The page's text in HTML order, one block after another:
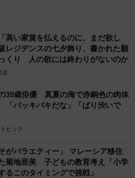
高い家賃を払えるのに、まだ欲し
レジデンスの七夕飾り、書かれた願
くり 人の欲には終わりがないのか
圭
39歳俳優 真夏の海で赤銅色の肉体
バッキバキだな」「ばり渋いで
ピック
がバラエティー」 マレーシア移住
菊地亜美 子どもの教育考え「小学
るこのタイミングで挑戦」